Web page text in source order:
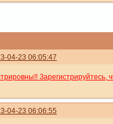
04-23 06:05:47
Зарегистрируйтесь,
04-23 06:06:55